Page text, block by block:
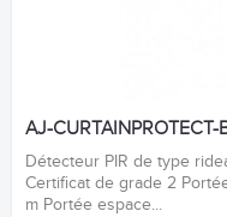
AJ-CURTAINPROTECT-
Détecteur PIR de type
Certificat de grade 2
m Portée espace...